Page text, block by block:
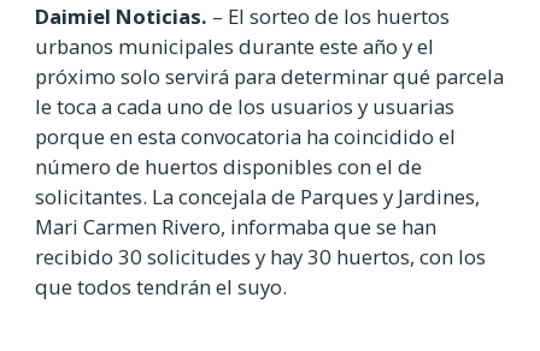
Daimiel Noticias. – El sorteo de los huertos
urbanos municipales durante este año y el
próximo solo servirá para determinar qué parcela
le toca a cada uno de los usuarios y usuarias
porque en esta convocatoria ha coincidido el
número de huertos disponibles con el de
solicitantes. La concejala de Parques y Jardines,
Mari Carmen Rivero, informaba que se han
recibido 30 solicitudes y hay 30 huertos, con los
que todos tendrán el suyo.